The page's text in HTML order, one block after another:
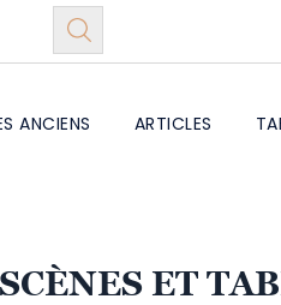
ANCIENS ARTICLES
ET